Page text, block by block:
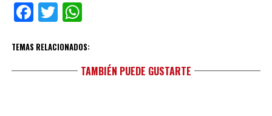
Facebook
TwitterWhatsApp
TEMAS RELACIONADOS:
TAMBIÉN PUEDE GUSTARTE